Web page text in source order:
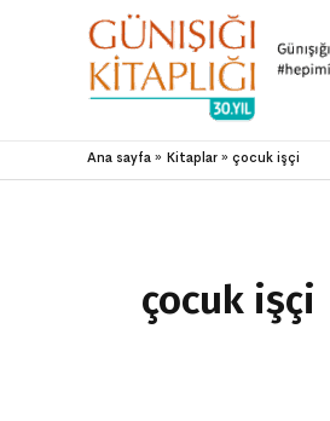
Ana sayfa Kitaplar çocuk işçi
çocuk işçi